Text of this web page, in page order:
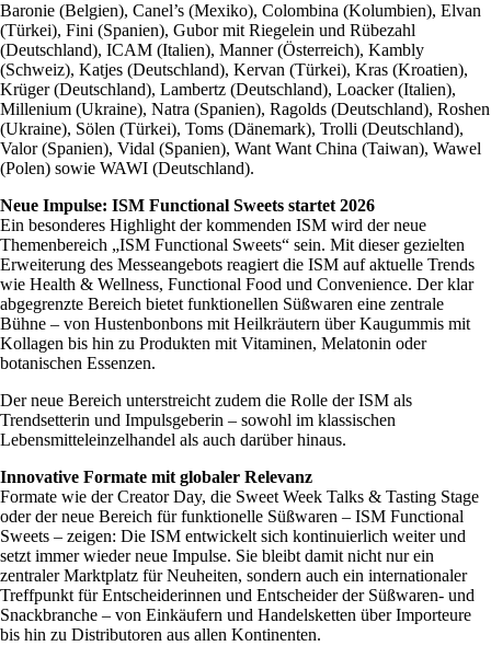
Baronie (Belgien), Canel’s (Mexiko), Colombina (Kolumbien), Elvan
(Türkei), Fini (Spanien), Gubor mit Riegelein und Rübezahl
(Deutschland), ICAM (Italien), Manner (Österreich), Kambly
(Schweiz), Katjes (Deutschland), Kervan (Türkei), Kras (Kroatien),
Krüger (Deutschland), Lambertz (Deutschland), Loacker (Italien),
Millenium (Ukraine), Natra (Spanien), Ragolds (Deutschland), Roshen
(Ukraine), Sölen (Türkei), Toms (Dänemark), Trolli (Deutschland),
Valor (Spanien), Vidal (Spanien), Want Want China (Taiwan), Wawel
(Polen) sowie WAWI (Deutschland).
Neue Impulse: ISM Functional Sweets startet 2026
Ein besonderes Highlight der kommenden ISM wird der neue
Themenbereich „ISM Functional Sweets“ sein. Mit dieser gezielten
Erweiterung des Messeangebots reagiert die ISM auf aktuelle Trends
wie Health & Wellness, Functional Food und Convenience. Der klar
abgegrenzte Bereich bietet funktionellen Süßwaren eine zentrale
Bühne – von Hustenbonbons mit Heilkräutern über Kaugummis mit
Kollagen bis hin zu Produkten mit Vitaminen, Melatonin oder
botanischen Essenzen.
Der neue Bereich unterstreicht zudem die Rolle der ISM als
Trendsetterin und Impulsgeberin – sowohl im klassischen
Lebensmitteleinzelhandel als auch darüber hinaus.
Innovative Formate mit globaler Relevanz
Formate wie der Creator Day, die Sweet Week Talks & Tasting Stage
oder der neue Bereich für funktionelle Süßwaren – ISM Functional
Sweets – zeigen: Die ISM entwickelt sich kontinuierlich weiter und
setzt immer wieder neue Impulse. Sie bleibt damit nicht nur ein
zentraler Marktplatz für Neuheiten, sondern auch ein internationaler
Treffpunkt für Entscheiderinnen und Entscheider der Süßwaren- und
Snackbranche – von Einkäufern und Handelsketten über Importeure
bis hin zu Distributoren aus allen Kontinenten.